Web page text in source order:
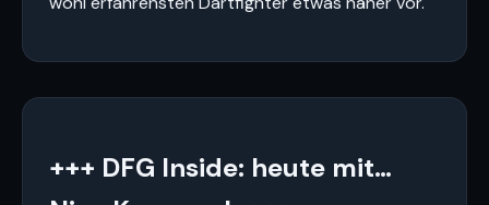
+++ DFG Inside: heute mit…